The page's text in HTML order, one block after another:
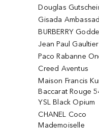
Douglas
Gisada
BURBERRY
Jean Paul
Paco Rabanne
Creed Aventus
Maison Francis
Baccarat Rouge
YSL Black Opium
CHANEL Coco
Mademoiselle